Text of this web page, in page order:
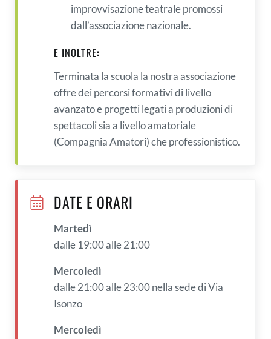
improvvisazione teatrale promossi
dall’associazione nazionale.
E INOLTRE:
Terminata la scuola la nostra associazione
offre dei percorsi formativi di livello
avanzato e progetti legati a produzioni di
spettacoli sia a livello amatoriale
(Compagnia Amatori) che professionistico.
DATE E ORARI
Martedì
dalle 19:00 alle 21:00
Mercoledì
dalle 21:00 alle 23:00 nella sede di Via
Isonzo
Mercoledì